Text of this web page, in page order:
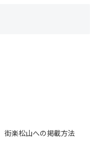
街楽松山への掲載方法